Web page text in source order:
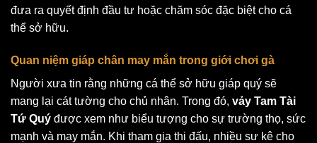
đưa ra quyết định đầu tư hoặc chăm sóc đặc biệt cho cá
thể sở hữu.
Quan niệm giáp chân may mắn trong giới chơi gà
Người xưa tin rằng những cá thể sở hữu giáp quý sẽ
mang lại cát tường cho chủ nhân. Trong đó, vảy Tam Tài
Tứ Quý được xem như biểu tượng cho sự trường thọ, sức
mạnh và may mắn. Khi tham gia thi đấu, nhiều sư kê cho